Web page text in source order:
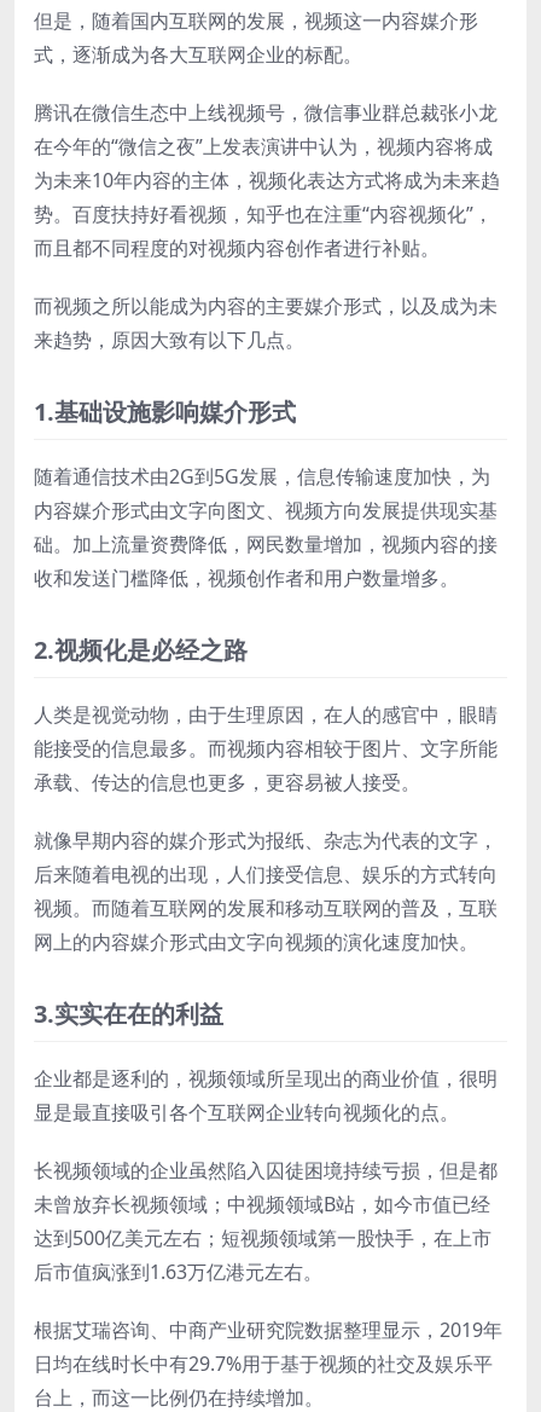
但是，随着国内互联网的发展，视频这一内容媒介形
式，逐渐成为各大互联网企业的标配。
腾讯在微信生态中上线视频号，微信事业群总裁张小龙
在今年的“微信之夜”上发表演讲中认为，视频内容将成
为未来10年内容的主体，视频化表达方式将成为未来趋
势。百度扶持好看视频，知乎也在注重“内容视频化”，
而且都不同程度的对视频内容创作者进行补贴。
而视频之所以能成为内容的主要媒介形式，以及成为未
来趋势，原因大致有以下几点。
1.基础设施影响媒介形式
随着通信技术由2G到5G发展，信息传输速度加快，为
内容媒介形式由文字向图文、视频方向发展提供现实基
础。加上流量资费降低，网民数量增加，视频内容的接
收和发送门槛降低，视频创作者和用户数量增多。
2.视频化是必经之路
人类是视觉动物，由于生理原因，在人的感官中，眼睛
能接受的信息最多。而视频内容相较于图片、文字所能
承载、传达的信息也更多，更容易被人接受。
就像早期内容的媒介形式为报纸、杂志为代表的文字，
后来随着电视的出现，人们接受信息、娱乐的方式转向
视频。而随着互联网的发展和移动互联网的普及，互联
网上的内容媒介形式由文字向视频的演化速度加快。
3.实实在在的利益
企业都是逐利的，视频领域所呈现出的商业价值，很明
显是最直接吸引各个互联网企业转向视频化的点。
长视频领域的企业虽然陷入囚徒困境持续亏损，但是都
未曾放弃长视频领域；中视频领域B站，如今市值已经
达到500亿美元左右；短视频领域第一股快手，在上市
后市值疯涨到1.63万亿港元左右。
根据艾瑞咨询、中商产业研究院数据整理显示，2019年
日均在线时长中有29.7%用于基于视频的社交及娱乐平
台上，而这一比例仍在持续增加。